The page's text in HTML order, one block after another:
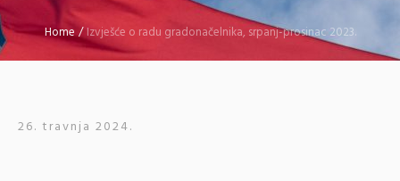
Home/Izvješće o radu gradonačelnika, srpanj-prosinac 2023.
26. travnja 2024.